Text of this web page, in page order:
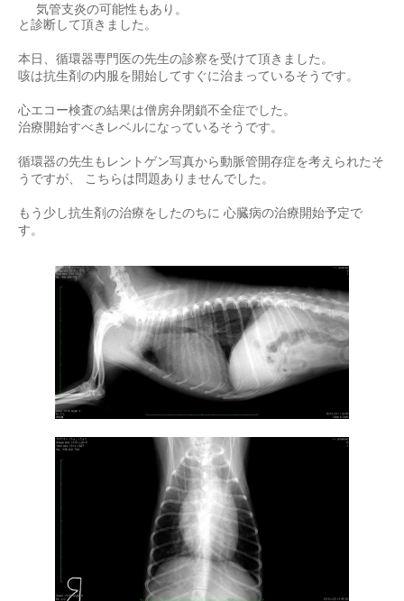
気管支炎の可能性もあり。
と診断して頂きました。
本日、循環器専門医の先生の診察を受けて頂きました。
咳は抗生剤の内服を開始してすぐに治まっているそうです。
心エコー検査の結果は僧房弁閉鎖不全症でした。
治療開始すべきレベルになっているそうです。
循環器の先生もレントゲン写真から動脈管開存症を考えられたそ
うですが、 こちらは問題ありませんでした。
もう少し抗生剤の治療をしたのちに 心臓病の治療開始予定で
す。